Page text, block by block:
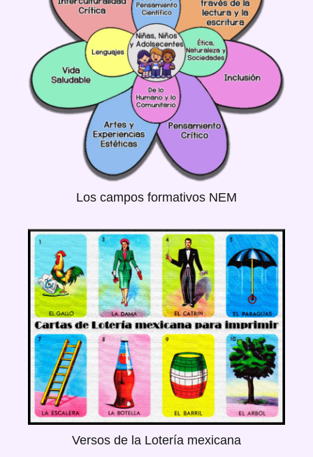
Los campos formativos NEM
Versos de la Lotería mexicana